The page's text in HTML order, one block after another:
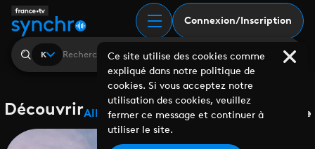
Connexion/Inscription
K
DécouvrirAlbumsPlaylistsCollaborationsLabels Genre
Ce site utilise des cookies comme
expliqué dans notre politique de
cookies. Si vous acceptez notre
utilisation des cookies, veuillez
fermer ce message et continuer à
utiliser le site.